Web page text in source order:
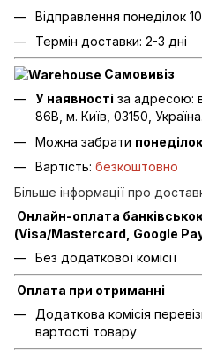
Відправлення понеділок
Термін доставки: 2-3 дні
Самовивіз
У наявності за адресою:
86В, м. Київ, 03150, Україна.
Можна забрати понеділок
Вартість: безкоштовно
Більше інформації про
Онлайн-оплата
(Visa/Mastercard, Google
Без додаткової комісії
Оплата при отриманні
Додаткова комісія
вартості товару